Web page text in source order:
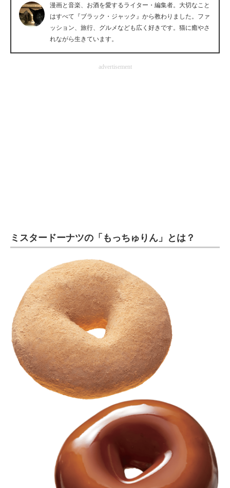
製造業のIT導入・活用を支援
モノづくり技術者専門サイト
漫画と音楽、お酒を愛するライター・編集者。大切なこと
はすべて『ブラック・ジャック』から教わりました。ファ
ッション、旅行、グルメなども広く好きです。猫に癒やさ
れながら生きています。
advertisement
ミスタードーナツの「もっちゅりん」とは？